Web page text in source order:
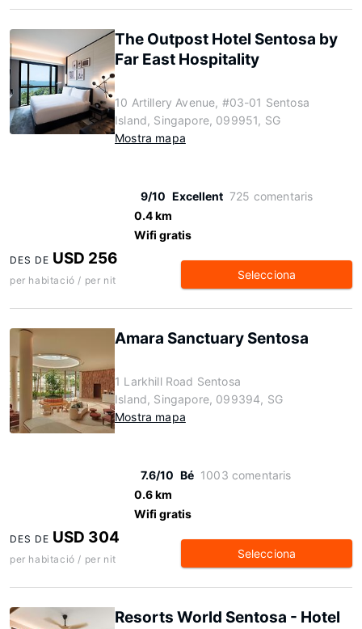
The Outpost Hotel Sentosa by
Far East Hospitality
10 Artillery Avenue, #03-01 Sentosa
Island, Singapore, 099951, SG
Mostra mapa
9/10 Excellent 725 comentaris
0.4 km
Wifi gratis
DES DE USD 256
per habitació / per nit Selecciona
Amara Sanctuary Sentosa
1 Larkhill Road Sentosa
Island, Singapore, 099394, SG
Mostra mapa
7.6/10 Bé 1003 comentaris
0.6 km
Wifi gratis
DES DE USD 304
per habitació / per nit Selecciona
Resorts World Sentosa - Hotel